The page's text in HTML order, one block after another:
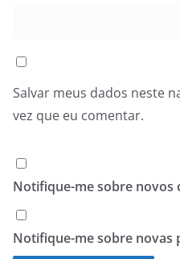
Salvar meus dados neste
vez que eu comentar.
Notifique-me sobre novos
Notifique-me sobre novas